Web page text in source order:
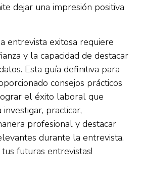
dejar una impresión positiva
entrevista exitosa requiere
y la capacidad de destacar
Esta guía definitiva para
consejos prácticos
el éxito laboral que
investigar, practicar,
profesional y destacar
durante la entrevista.
futuras entrevistas!